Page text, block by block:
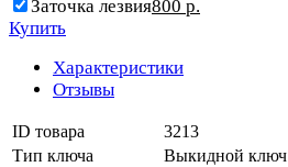
Заточка лезвия800 р.
Купить
Характеристики
Отзывы
ID товара
3213
Тип ключа
Выкидной ключ